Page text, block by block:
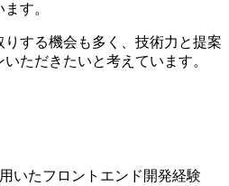
す。
する機会も多く、技術力と提案
ただきたいと考えています。
いたフロントエンド開発経験